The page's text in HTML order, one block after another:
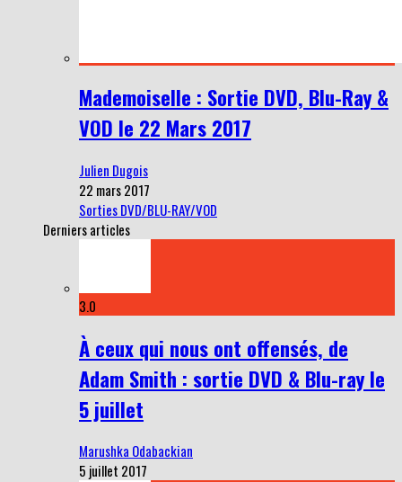
Mademoiselle : Sortie DVD, Blu-Ray &
VOD le 22 Mars 2017
Julien Dugois
22 mars 2017
Sorties DVD/BLU-RAY/VOD
Derniers articles
3.0
À ceux qui nous ont offensés, de
Adam Smith : sortie DVD & Blu-ray le
5 juillet
Marushka Odabackian
5 juillet 2017